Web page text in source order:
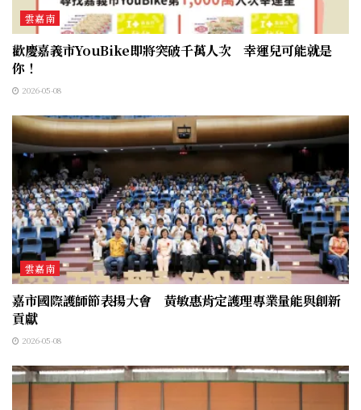
雲嘉南
歡慶嘉義市YouBike即將突破千萬人次 幸運兒可能就是
你！
2026-05-08
雲嘉南
嘉市國際護師節表揚大會 黃敏惠肯定護理專業量能與創新
貢獻
2026-05-08